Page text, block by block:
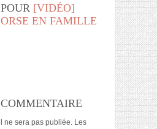
[VIDÉO]
EN FAMILLE
ne sera pas publiée. Les